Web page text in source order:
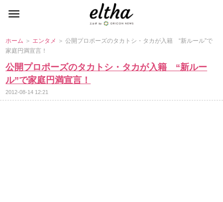
ホーム ＞ エンタメ ＞ 公開プロポーズのタカトシ・タカが入籍 “新ルール”で
家庭円満宣言！
公開プロポーズのタカトシ・タカが入籍 “新ルー
ル”で家庭円満宣言！
2012-08-14 12:21